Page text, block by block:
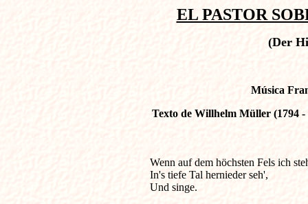
EL PASTOR
(Der
Música
Texto de Willhelm Müller (1794 -
Wenn auf dem höchsten Fels ich
In's tiefe Tal hernieder seh',
Und singe.